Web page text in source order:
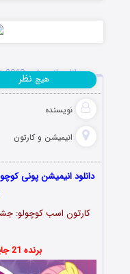
دانلود انیمیشن My Little Pony: Friendship Is Magic 2010
نویسنده
انیمیشن و کارتون
هیچ نظر
برنده 21 جایزه و نامزد 48 جایزه دیگر